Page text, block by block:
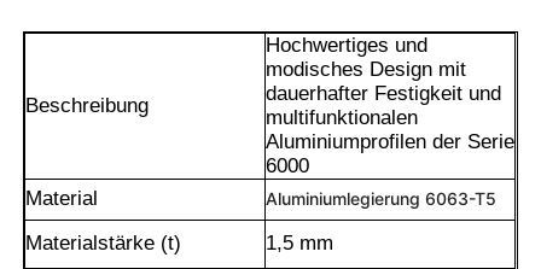
Beschreibung
Hochwertiges und
modisches Design mit
dauerhafter Festigkeit und
multifunktionalen
Aluminiumprofilen der Serie
6000
Material
Aluminiumlegierung 6063-T5
Materialstärke (t) 1,5 mm